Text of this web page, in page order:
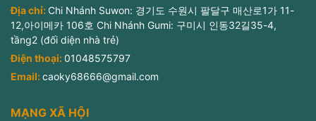
Địa chỉ: Chi Nhánh Suwon: 경기도 수원시 팔달구 매산로1가 11-
12,아이메카 106호 Chi Nhánh Gumi: 구미시 인동32길35-4,
tầng2 (đối diện nhà trẻ)
Điện thoại:01048575797
Email:caoky68666@gmail.com
MẠNG XÃ HỘI